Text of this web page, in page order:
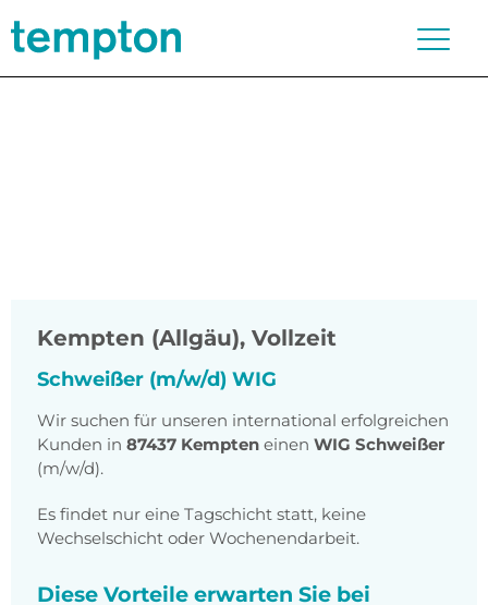
Kempten (Allgäu), Vollzeit
Schweißer (m/w/d) WIG
Wir suchen für unseren international erfolgreichen
Kunden in 87437 Kempten einen WIG Schweißer
(m/w/d).
Es findet nur eine Tagschicht statt, keine
Wechselschicht oder Wochenendarbeit.
Diese Vorteile erwarten Sie bei